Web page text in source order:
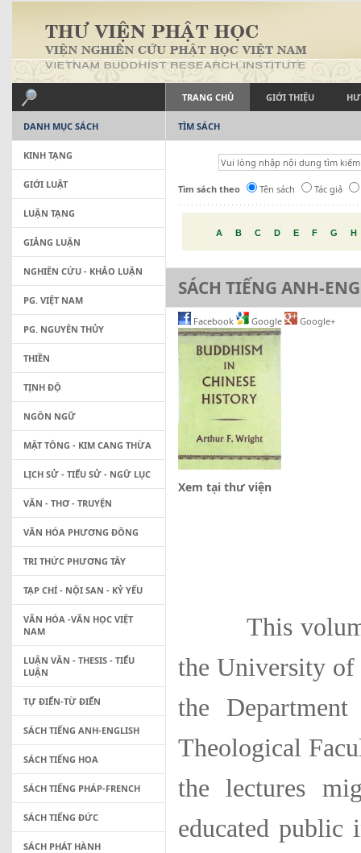
TRANG CHỦ GIỚI THIỆU
TÌM SÁCH
Tìm sách theo Tên sách Tác giả
A B C D E F G H
SÁCH TIẾNG ANH-
Facebook Google Google+
Xem tại thư viện
This volume
the Univer­sity of
the
Theological
the lectures
educated public
DANH MỤC SÁCH
KINH TẠNG
GIỚI LUẬT
LUẬN TẠNG
GIẢNG LUẬN
NGHIÊN CỨU - KHẢO LUẬN
PG. VIỆT NAM
PG. NGUYÊN THỦY
THIỀN
TỊNH ĐỘ
NGÔN NGỮ
MẬT TÔNG - KIM CANG THỪA
LỊCH SỬ - TIỂU SỬ - NGỮ LỤC
VĂN - THƠ - TRUYỆN
VĂN HÓA PHƯƠNG ĐÔNG
TRI THỨC PHƯƠNG TÂY
TẠP CHÍ - NỘI SAN - KỶ YẾU
VĂN HÓA -VĂN HỌC VIỆT
NAM
LUẬN VĂN - THESIS - TIỂU
LUẬN
TỰ ĐIỂN-TỪ ĐIỂN
SÁCH TIẾNG ANH-ENGLISH
SÁCH TIẾNG HOA
SÁCH TIẾNG PHÁP-FRENCH
SÁCH TIẾNG ĐỨC
SÁCH PHÁT HÀNH